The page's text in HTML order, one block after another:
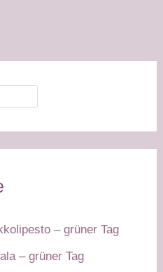
– grüner Tag
– grüner Tag